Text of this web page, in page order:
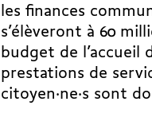
les finances
s’élèveront à 60
budget de l’accueil
prestations de
citoyen·ne·s sont